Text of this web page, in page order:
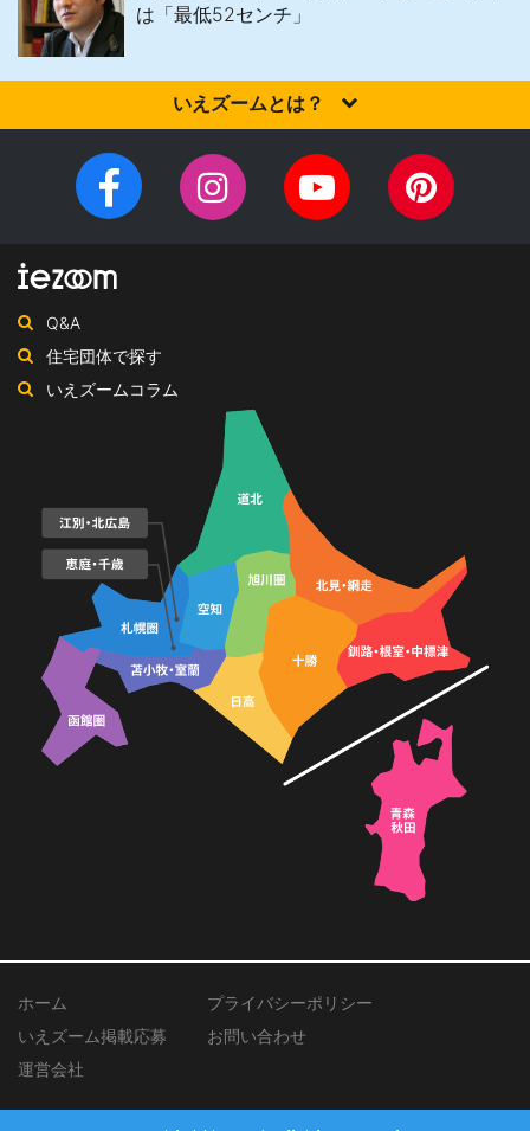
は「最低52センチ」
いえズームとは？
住宅会社を選びませんか？iezoom（いえズーム）は（株）北海道
住宅新聞社が、日頃の住宅業界への取材を元に、優れたハウスメ
ーカー・工務店を紹介するサイトです。
Facebook
ー
ジ
InstagramYouTube
チ
Q&A
住宅団体で探す
いえズームコラム
ホーム
プライバシーポリシー
いえズーム掲載応募
お問い合わせ
運営会社